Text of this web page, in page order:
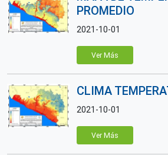
PROMEDIO
2021-10-01
Ver Más
CLIMA
2021-10-01
Ver Más